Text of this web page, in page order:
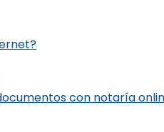
con notaría